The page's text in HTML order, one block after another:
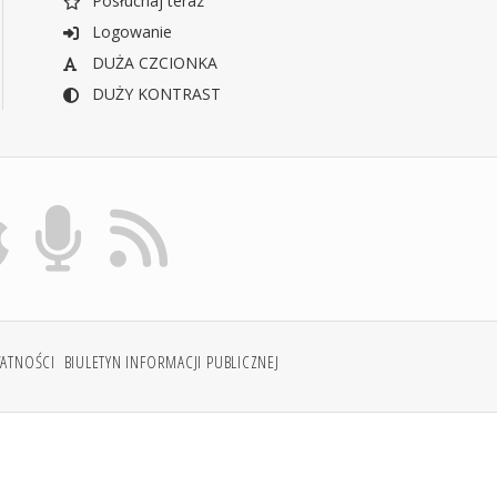
Logowanie
DUŻA CZCIONKA
DUŻY KONTRAST
BIULETYN INFORMACJI PUBLICZNEJ